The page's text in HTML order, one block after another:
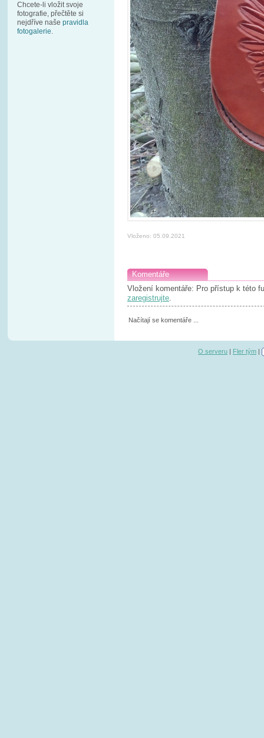
Chcete-li vložit svoje
fotografie, přečtěte si
nejdříve naše pravidla
fotogalerie.
Vloženo: 05.09.2021
Komentáře
Vložení komentáře: Pro přístup k této
zaregistrujte.
Načítají se komentáře ...
O serveru | Fler tým |